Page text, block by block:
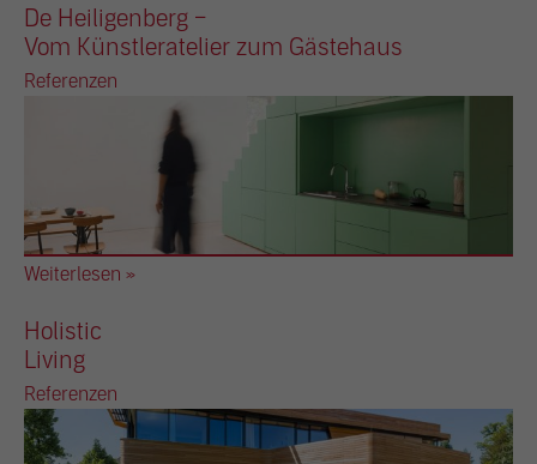
De Heiligenberg –
Vom Künstleratelier zum Gästehaus
Referenzen
Weiterlesen »
Holistic
Living
Referenzen